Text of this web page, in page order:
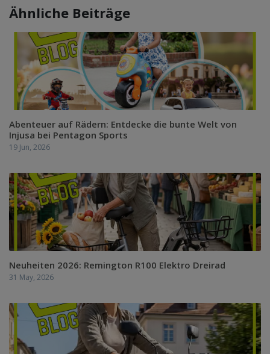
Ähnliche Beiträge
Abenteuer auf Rädern: Entdecke die bunte Welt von
Injusa bei Pentagon Sports
19 Jun, 2026
Neuheiten 2026: Remington R100 Elektro Dreirad
31 May, 2026